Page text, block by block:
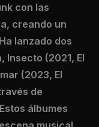
con las
creando un
lanzado dos
Insecto (2021, El
(2023, El
de
álbumes